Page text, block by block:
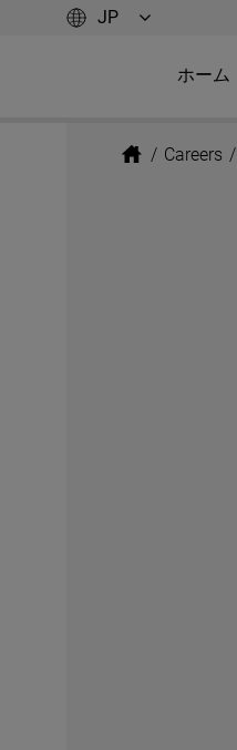
ホーム
/ Careers /